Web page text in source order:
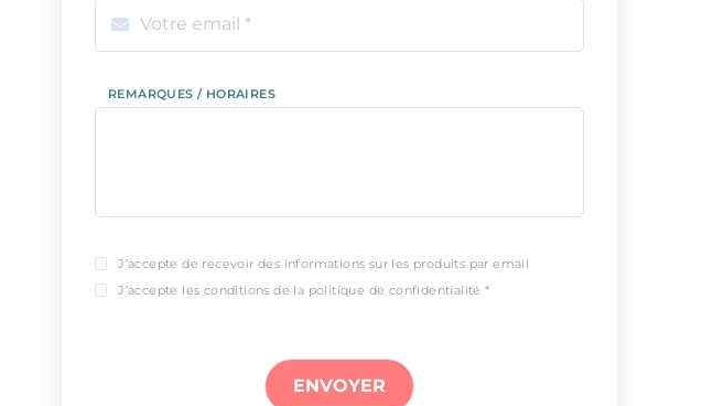
REMARQUES / HORAIRES
J’accepte de recevoir des informations sur les produits par email
J’accepte les conditions de la politique de confidentialité *